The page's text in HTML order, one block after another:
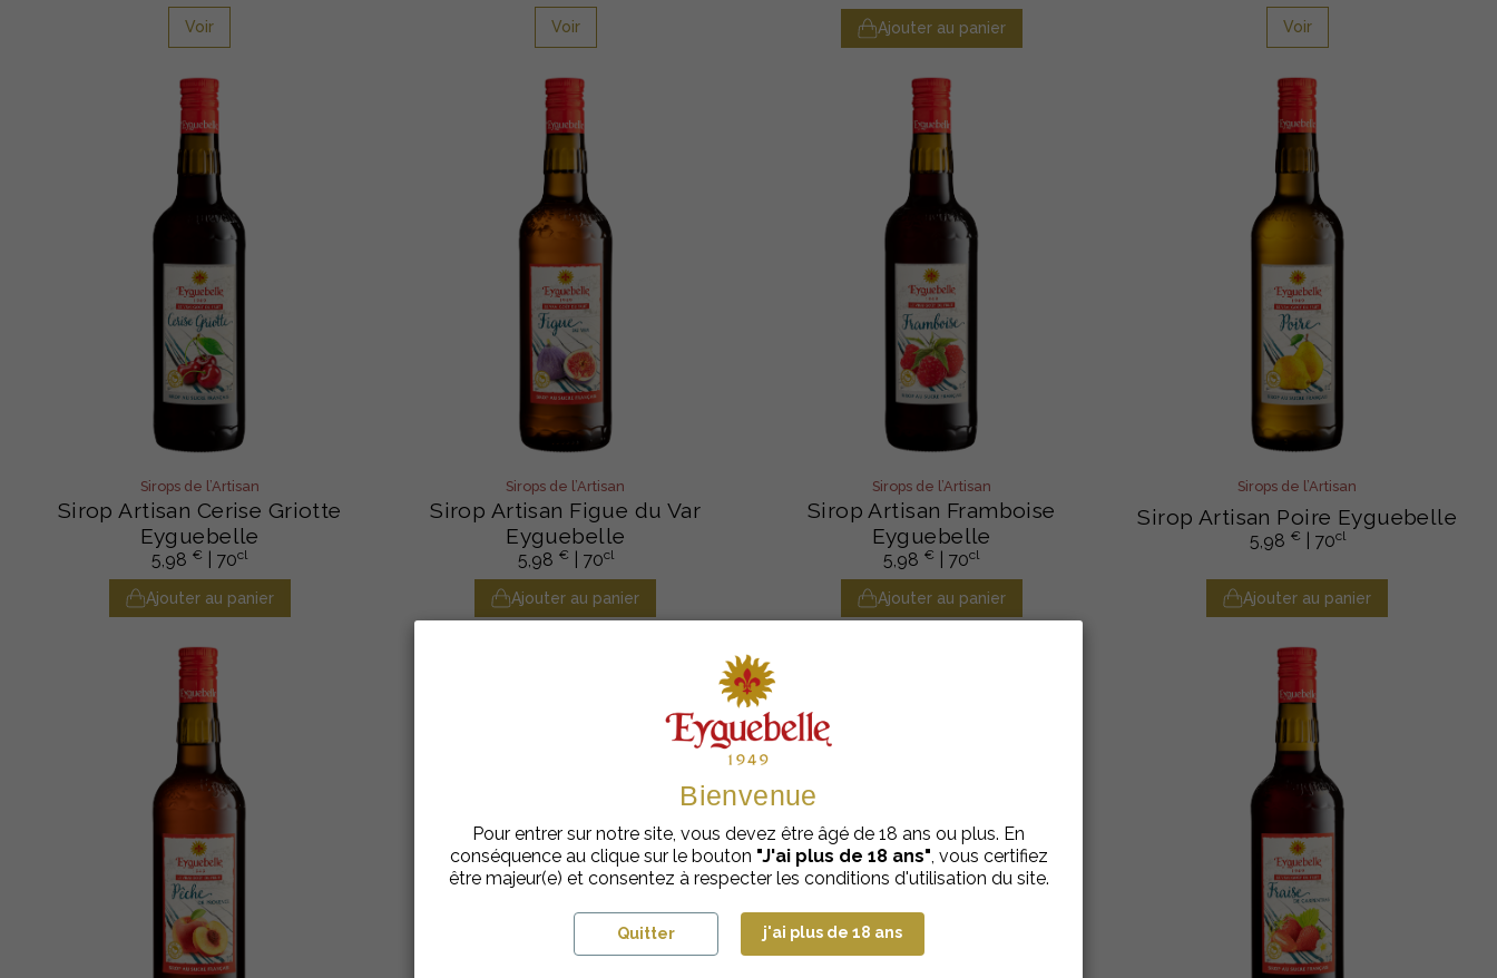
Voir Voir Ajouter au panier Voir
Sirops de l’Artisan
Sirop Artisan Cerise Griotte
Eyguebelle
5,98 € | 70cl
Ajouter au panier
Sirops de l’Artisan
Sirop Artisan Figue du Var
Eyguebelle
5,98 € | 70cl
Ajouter au panier
Sirops de l’Artisan
Sirop Artisan Framboise
Eyguebelle
5,98 € | 70cl
Ajouter au panier
Sirops de l’Artisan
Sirop Artisan Poire Eyguebelle
5,98 € | 70cl
Ajouter au panier
Bienvenue
Pour entrer sur notre site, vous devez être âgé de 18 ans ou plus. En
conséquence au clique sur le bouton "J'ai plus de 18 ans", vous certifiez
être majeur(e) et consentez à respecter les conditions d'utilisation du site.
Quitter j'ai plus de 18 ans